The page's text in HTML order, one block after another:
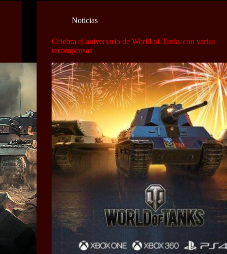
Noticias
Celebra el aniversario de World of Tanks con varias
recompensas